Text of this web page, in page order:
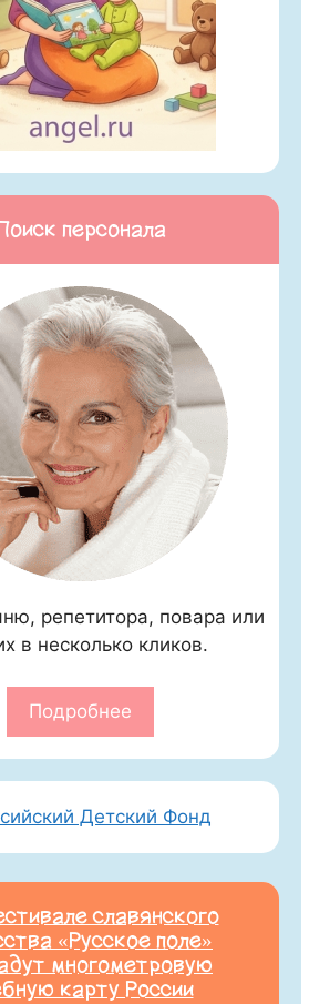
персонала
репетитора, повара или
в несколько кликов.
Подробнее
славянского
«Русское поле»
многометровую
карту России